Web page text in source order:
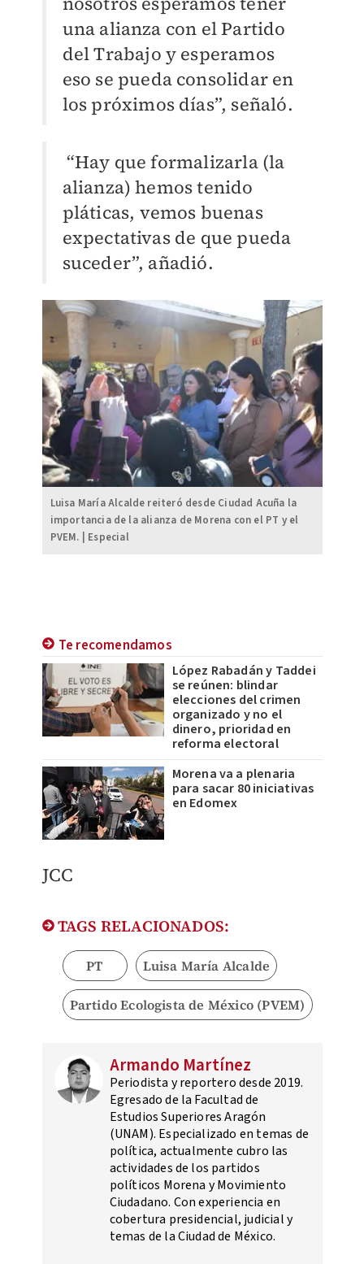
una alianza con el Partido
del Trabajo y esperamos
eso se pueda consolidar en
los próximos días”, señaló.
“Hay que formalizarla (la
alianza) hemos tenido
pláticas, vemos buenas
expectativas de que pueda
suceder”, añadió.
Luisa María Alcalde reiteró desde Ciudad Acuña la
importancia de la alianza de Morena con el PT y el
PVEM. | Especial
Te recomendamos
López Rabadán y Taddei
se reúnen: blindar
elecciones del crimen
organizado y no el
dinero, prioridad en
reforma electoral
Morena va a plenaria
para sacar 80 iniciativas
en Edomex
JCC
TAGS RELACIONADOS:
PT Luisa María Alcalde
Partido Ecologista de México (PVEM)
Armando Martínez
Periodista y reportero desde 2019.
Egresado de la Facultad de
Estudios Superiores Aragón
(UNAM). Especializado en temas de
política, actualmente cubro las
actividades de los partidos
políticos Morena y Movimiento
Ciudadano. Con experiencia en
cobertura presidencial, judicial y
temas de la Ciudad de México.